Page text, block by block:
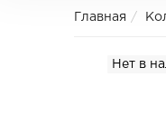
Главная
Нет в